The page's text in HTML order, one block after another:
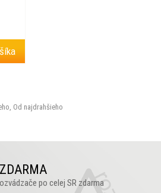
, Od najdrahšieho
ZDARMA
po celej SR zdarma